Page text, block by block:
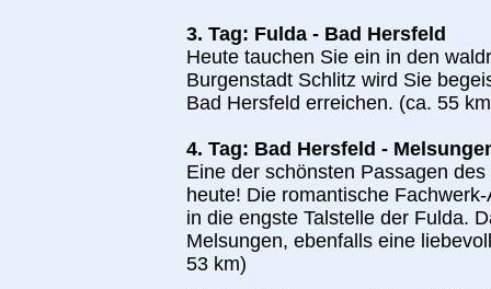
3. Tag: Fulda - Bad Hersfeld
Heute tauchen Sie ein in den
Burgenstadt Schlitz wird Sie
Bad Hersfeld erreichen. (ca. 55
4. Tag: Bad Hersfeld -
Eine der schönsten Passagen
heute! Die romantische
in die engste Talstelle der Fulda.
Melsungen, ebenfalls eine
53 km)